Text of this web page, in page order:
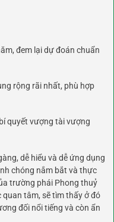
đem lại dự đoán chuẩn
rộng rãi nhất, phù hợp
quyết vượng tài vượng
dễ hiểu và dễ ứng dụng
chóng nắm bắt và thực
trường phái Phong thuỷ
quan tâm, sẽ tìm thấy ở đó
đối nổi tiếng và còn ẩn